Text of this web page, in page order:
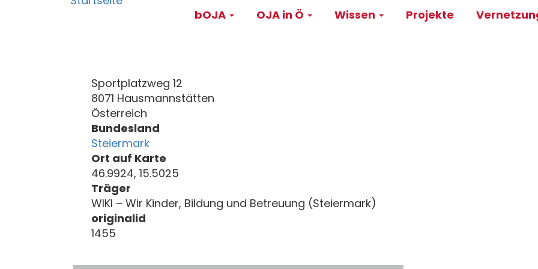
Main
bOJA OJA in Ö Wissen Projekte
Sportplatzweg 12
8071 Hausmannstätten
Österreich
Bundesland
Steiermark
Ort auf Karte
46.9924, 15.5025
Träger
WIKI – Wir Kinder, Bildung und Betreuung (Steiermark)
originalid
1455